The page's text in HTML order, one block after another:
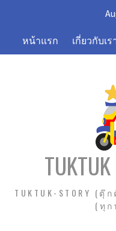
contentหน้าแรก เกี่ยวกับเร
TUKTUK-STORY (ตุ๊
(ทุก